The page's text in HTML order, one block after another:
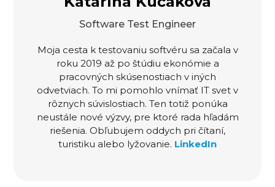
Software Test Engineer
Moja cesta k testovaniu softvéru sa začala v
roku 2019 až po štúdiu ekonómie a
pracovných skúsenostiach v iných
odvetviach. To mi pomohlo vnímať IT svet v
rôznych súvislostiach. Ten totiž ponúka
neustále nové výzvy, pre ktoré rada hľadám
riešenia. Obľubujem oddych pri čítaní,
turistiku alebo lyžovanie. LinkedIn